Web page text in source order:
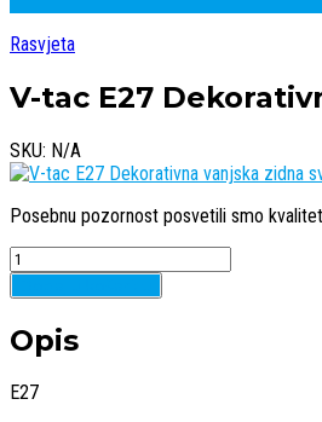
Rasvjeta
V-tac E27
SKU: N/A
Posebnu pozornost posvetili smo
Quantity
Opis
E27